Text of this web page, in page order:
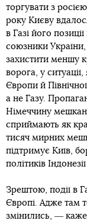
торгувати з
року Києву
в Газі його
союзники
захистити меншу
ворога, у
Європи й
а не Газу.
Німеччину
сприймають як
тисяч мирних
підтримує Київ,
політиків
Зрештою, події в
Європі. Адже там
змінились, ―